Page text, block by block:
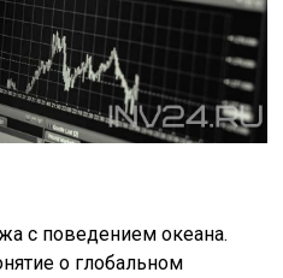
с поведением океана.
о глобальном